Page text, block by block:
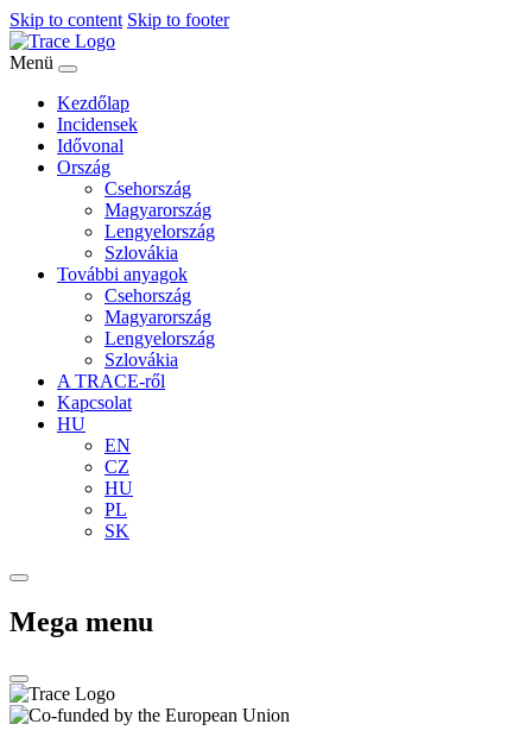
Skip to content Skip to footer
Menü
Kezdőlap
Incidensek
Idővonal
Ország
Csehország
Magyarország
Lengyelország
Szlovákia
További anyagok
Csehország
Magyarország
Lengyelország
Szlovákia
A TRACE-ről
Kapcsolat
HU
EN
CZ
HU
PL
SK
Mega menu